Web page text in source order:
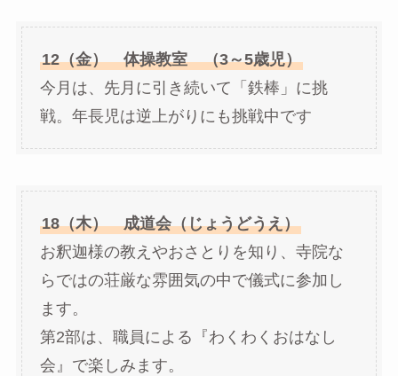
12（金） 体操教室 （3～5歳児）
今月は、先月に引き続いて「鉄棒」に挑
戦。年長児は逆上がりにも挑戦中です
18（木） 成道会（じょうどうえ）
お釈迦様の教えやおさとりを知り、寺院な
らではの荘厳な雰囲気の中で儀式に参加し
ます。
第2部は、職員による『わくわくおはなし
会』で楽しみます。